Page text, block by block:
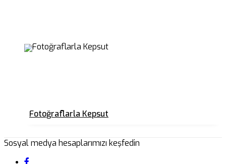
Fotoğraflarla Kepsut
Sosyal medya hesaplarımızı keşfedin